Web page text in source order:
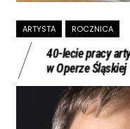
ARTYSTA ROCZNICA
40-lecie pracy
w Operze Śląskiej